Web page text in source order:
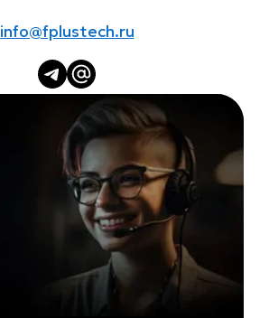
info@fplustech.ru